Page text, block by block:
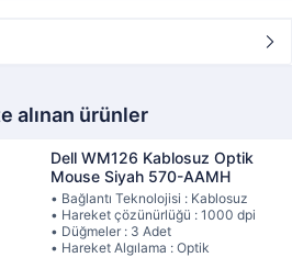
alınan ürünler
Dell WM126 Kablosuz Optik
Mouse Siyah 570-AAMH
• Bağlantı Teknolojisi : Kablosuz
• Hareket çözünürlüğü : 1000 dpi
• Düğmeler : 3 Adet
• Hareket Algılama : Optik